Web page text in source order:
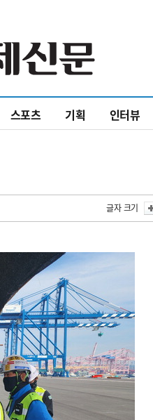
스포츠 기획 인터뷰
글자 크기